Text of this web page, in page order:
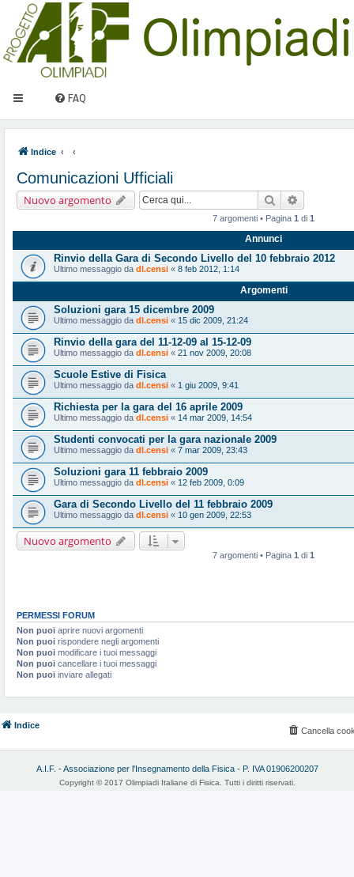
FAQ
Indice
Comunicazioni Ufficiali
Nuovo argomento Cerca
7 argomenti • Pagina 1 di 1
Annunci
Rinvio della Gara di Secondo Livello del 10 febbraio 2012
Ultimo messaggio da dl.censi « 8 feb 2012, 1:14
Argomenti
Soluzioni gara 15 dicembre 2009
Ultimo messaggio da dl.censi « 15 dic 2009, 21:24
Rinvio della gara del 11-12-09 al 15-12-09
Ultimo messaggio da dl.censi « 21 nov 2009, 20:08
Scuole Estive di Fisica
Ultimo messaggio da dl.censi « 1 giu 2009, 9:41
Richiesta per la gara del 16 aprile 2009
Ultimo messaggio da dl.censi « 14 mar 2009, 14:54
Studenti convocati per la gara nazionale 2009
Ultimo messaggio da dl.censi « 7 mar 2009, 23:43
Soluzioni gara 11 febbraio 2009
Ultimo messaggio da dl.censi « 12 feb 2009, 0:09
Gara di Secondo Livello del 11 febbraio 2009
Ultimo messaggio da dl.censi « 10 gen 2009, 22:53
Nuovo argomento
7 argomenti • Pagina 1 di 1
PERMESSI FORUM
Non puoi aprire nuovi argomenti
Non puoi rispondere negli argomenti
Non puoi modificare i tuoi messaggi
Non puoi cancellare i tuoi messaggi
Non puoi inviare allegati
Indice
Cancella
A.I.F. - Associazione per l'Insegnamento della Fisica - P. IVA 01906200207
Copyright © 2017 Olimpiadi Italiane di Fisica. Tutti i diritti riservati.